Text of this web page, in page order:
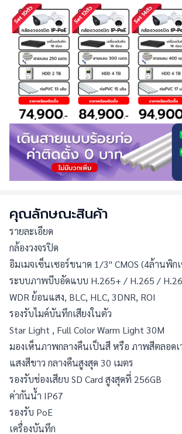
คุณลักษณะสินค้า
รายละเอียด
กล้องวงจรปิด
อิมเมจเซ็นเซอร์ขนาด 1/3" CMOS (4ล้านพิก
ระบบภาพบีบอัดแบบ H.265+ / H.265 /
WDR ย้อนแสง, BLC, HLC, 3DNR, ROI
รองรับไมค์บันทึกเสียงในตัว
Star Light , Full Color Warm Light 30M
มองเห็นภาพกลางคืนเป็นสี หรือ ภาพสีตลอดเ
แสงสีขาว กลางคืนสูงสุด 30 เมตร
รองรับช่องเสียบ SD Card สูงสุดที่ 256GB
ค่ากันน้ำ IP67
รองรับ PoE
เครื่องบันทึก